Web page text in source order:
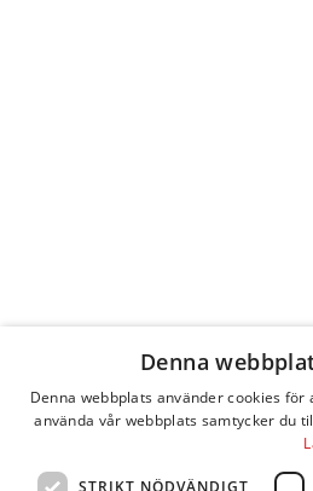
Denna
Denna webbplats använder cookies
använda vår webbplats samtycker du
STRIKT NÖDVÄNDIGT